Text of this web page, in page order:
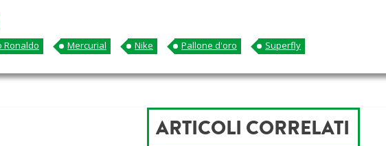
Ronaldo
Mercurial Nike Pallone d'oro Superfly
ARTICOLI CORRELATI